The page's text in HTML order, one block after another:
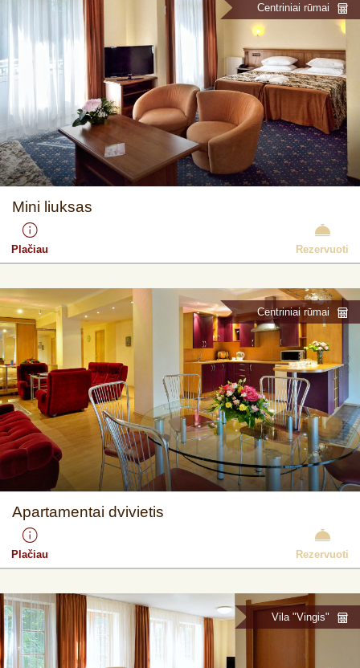
Centriniai rūmai
Mini liuksas
Plačiau Rezervuoti
Centriniai rūmai
Apartamentai dvivietis
Plačiau Rezervuoti
Vila "Vingis"